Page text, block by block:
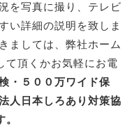
を写真に撮り、テレビ
い詳細の説明を致しま
ましては、弊社ホーム
て頂くかお気軽にお電
・５００万ワイド保
人日本しろあり対策協